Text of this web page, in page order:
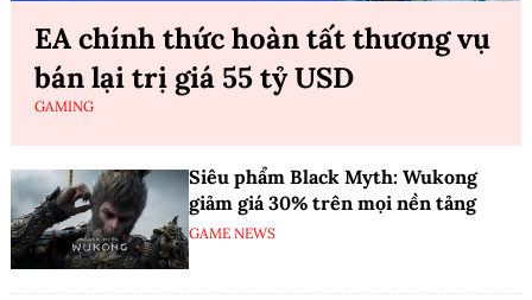
EA chính thức hoàn tất thương vụ
bán lại trị giá 55 tỷ USD
GAMING
Siêu phẩm Black Myth: Wukong
giảm giá 30% trên mọi nền tảng
GAME NEWS